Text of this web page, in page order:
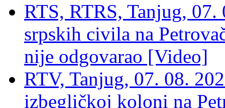
RTS, RTRS, Tanjug,
srpskih civila na
nije odgovarao [Video]
RTV, Tanjug, 07. 08.
izbegličkoj koloni na